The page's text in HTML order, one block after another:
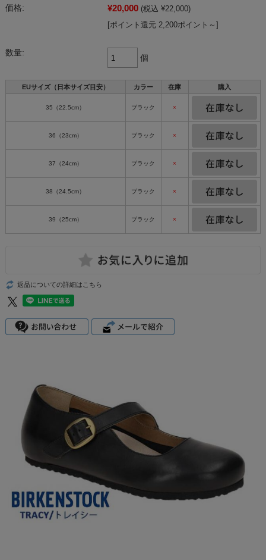
価格: ¥20,000 (税込 ¥22,000)
[ポイント還元 2,200ポイント～]
数量:
個
EUサイズ（日本サイズ目安） カラー 在庫 購入
35（22.5cm） ブラック ×
36（23cm） ブラック ×
37（24cm） ブラック ×
38（24.5cm） ブラック ×
39（25cm） ブラック ×
返品についての詳細はこちら